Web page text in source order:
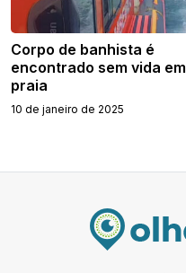
Corpo de banhista é
encontrado sem vida em
praia
10 de janeiro de 2025